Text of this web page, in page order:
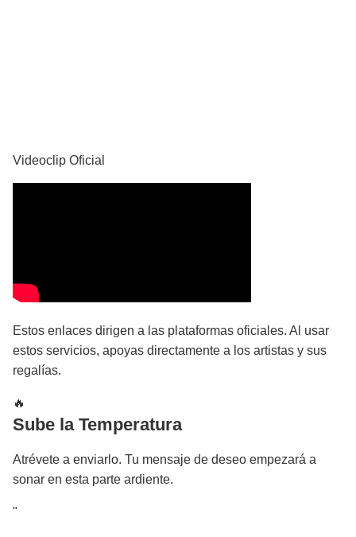
Videoclip Oficial
Estos enlaces dirigen a las plataformas oficiales. Al usar
estos servicios, apoyas directamente a los artistas y sus
regalías.
🔥
Sube la Temperatura
Atrévete a enviarlo. Tu mensaje de deseo empezará a
sonar en esta parte ardiente.
"